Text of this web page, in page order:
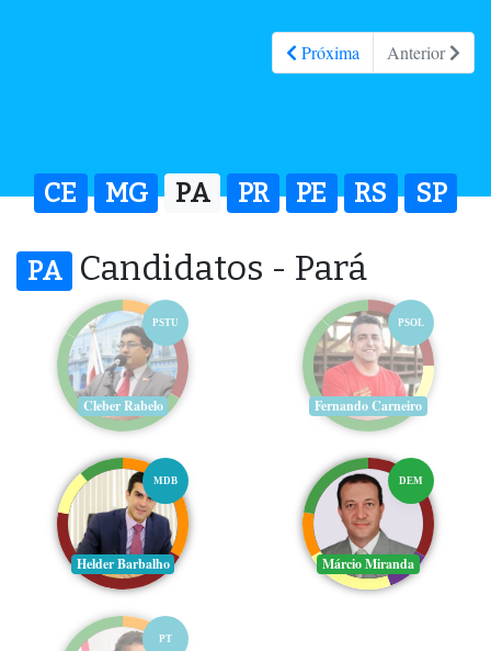
Próxima Anterior
CE MG PA PR PE RS SP
PA Candidatos - Pará
PSTU
Cleber Rabelo
PSOL
Fernando Carneiro
MDB
Helder Barbalho
DEM
Márcio Miranda
PT